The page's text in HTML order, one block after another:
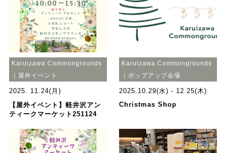
Karuizawa Commongrounds
｜屋外イベント
2025. 11.24(月)
【屋外イベント】軽井沢アン
ティークマーケット251124
Karuizawa Commongrounds
｜ポップアップ会場
2025.10.29(水) - 12.25(木)
Christmas Shop